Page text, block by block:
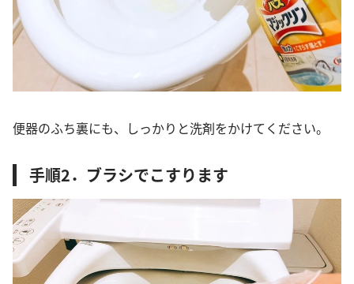
便器のふち裏にも、しっかりと洗剤をかけてください。
手順2．ブラシでこすります